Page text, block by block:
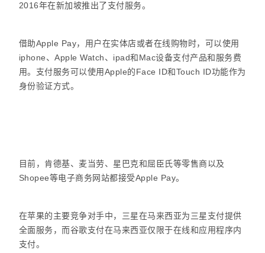
2016年在新加坡推出了支付服务。
借助Apple Pay，用户在实体店或者在线购物时，可以使用
iphone、Apple Watch、ipad和Mac设备支付产品和服务费
用。支付服务可以使用Apple的Face ID和Touch ID功能作为
身份验证方式。
目前，肯德基、麦当劳、星巴克和屈臣氏等零售商以及
Shopee等电子商务网站都接受Apple Pay。
在苹果的主要竞争对手中，三星在马来西亚为三星支付提供
全面服务，而谷歌支付在马来西亚仅限于在线和应用程序内
支付。